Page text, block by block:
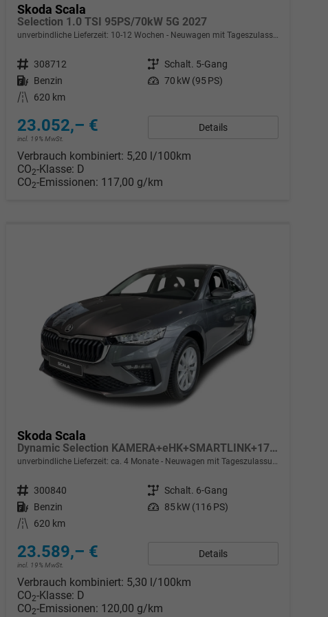
Skoda Scala
Selection 1.0 TSI 95PS/70kW 5G 2027
unverbindliche Lieferzeit: 10-12 Wochen Neuwagen mit Tageszulassung
Fahrzeugnr. 308712 Getriebe Schalt. 5-Gang
Kraftstoff Benzin Leistung 70 kW (95 PS)
Kilometerstand
620 km
23.052,– €
incl. 19% MwSt.
Details
Verbrauch kombiniert: 5,20 l/100km
CO2-Klasse: D
CO2-Emissionen: 117,00 g/km
Skoda Scala
Dynamic Selection KAMERA+eHK+SMARTLINK+17" ALU+LED
unverbindliche Lieferzeit: ca. 4 Monate Neuwagen mit Tageszulassung
Fahrzeugnr. 300840 Getriebe Schalt. 6-Gang
Kraftstoff Benzin Leistung 85 kW (116 PS)
Kilometerstand
620 km
23.589,– €
incl. 19% MwSt.
Details
Verbrauch kombiniert: 5,30 l/100km
CO2-Klasse: D
CO2-Emissionen: 120,00 g/km